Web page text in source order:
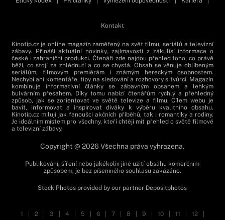
Kontakt
Kinotip.cz je online magazín zaměřený na svět filmu, seriálů a televizní
zábavy. Přináší aktuální novinky, zajímavosti z zákulisí informace o
české i zahraniční produkci. Čtenáři zde najdou přehled toho, co právě
běží, co stojí za zhlédnutí a co se chystá. Obsah se věnuje oblíbeným
seriálům, filmovým premiérám i známým hereckým osobnostem.
Nechybí ani komentáře, tipy na sledování a rozhovory s tvůrci. Magazín
kombinuje informativní články se zábavným obsahem a lehkým
bulvárním přesahem. Díky tomu nabízí čtenářům rychlý a přehledný
způsob, jak se zorientovat ve světě televize a filmu. Cílem webu je
bavit, informovat a inspirovat diváky k výběru kvalitního obsahu.
Kinotip.cz milují jak fanoušci akčních příběhů, tak i romantiky a rodiny.
Je ideálním místem pro všechny, kteří chtějí mít přehled o světě filmové
a televizní zábavy.
Copyright @ 2026 Všechna práva vyhrazena.
Publikování, šíření nebo jakékoliv jiné užití obsahu komerčním
způsobem, je bez písemného souhlasu zakázáno.
Stock Photos provided by our partner Depositphotos
1 2 3 4 5 6 7 8 9 10 11 12